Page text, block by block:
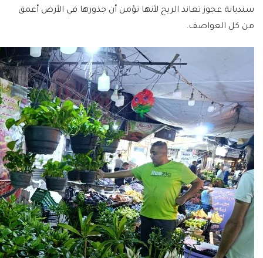
سنديانة عجوز تعاند الريح لأنها تؤمن أن جذورها في الأرض أعمق
من كل العواصف.